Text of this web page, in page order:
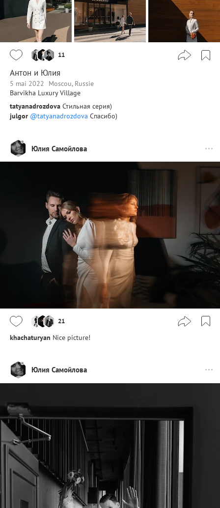
11
Антон и Юлия
5 mai 2022
Moscou, Russie
Barvikha Luxury Village
tatyanadrozdova Стильная серия)
julgor @tatyanadrozdova Спасибо)
Юлия Самойлова
21
khachaturyan Nice picture!
Юлия Самойлова